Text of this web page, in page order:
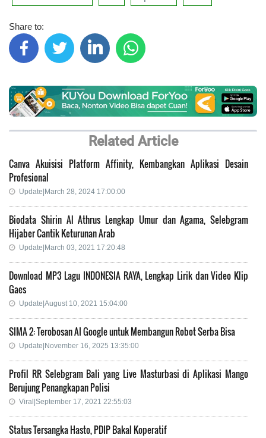
Share to:
Related Article
Canva Akuisisi Platform Affinity, Kembangkan Aplikasi Desain
Profesional
Update|March 28, 2024 17:00:00
Biodata Shirin Al Athrus Lengkap Umur dan Agama, Selebgram
Hijaber Cantik Keturunan Arab
Update|March 03, 2021 17:20:48
Download MP3 Lagu INDONESIA RAYA, Lengkap Lirik dan Video Klip
Gaes
Update|August 10, 2021 15:04:00
SIMA 2: Terobosan AI Google untuk Membangun Robot Serba Bisa
Update|November 16, 2025 13:35:00
Profil RR Selebgram Bali yang Live Masturbasi di Aplikasi Mango
Berujung Penangkapan Polisi
Viral|September 17, 2021 22:55:03
Status Tersangka Hasto, PDIP Bakal Koperatif